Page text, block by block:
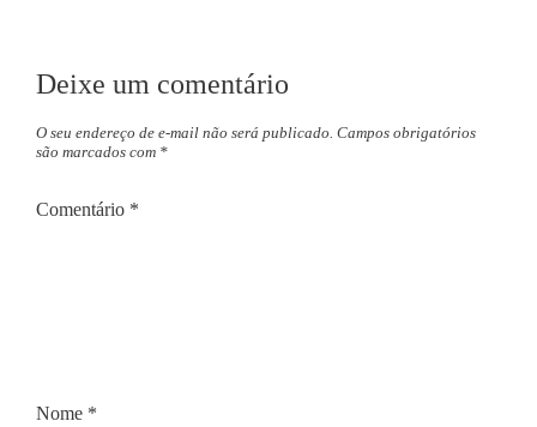
Deixe um comentário
O seu endereço de e-mail não será publicado. Campos obrigatórios
são marcados com *
Comentário *
Nome *